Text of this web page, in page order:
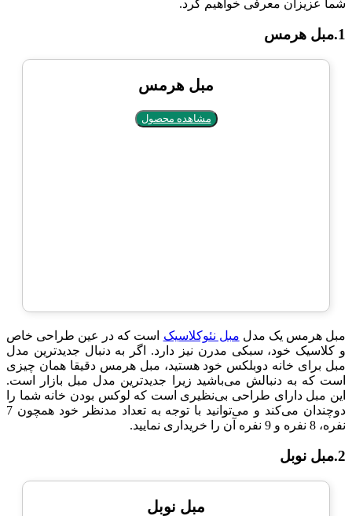
شما عزیزان معرفی خواهیم کرد.
1.مبل هرمس
مبل هرمس
مشاهده محصول
مبل هرمس یک مدل مبل نئوکلاسیک است که در عین طراحی خاص
و کلاسیک خود، سبکی مدرن نیز دارد. اگر به دنبال جدیدترین مدل
مبل برای خانه دوبلکس خود هستید، مبل هرمس دقیقا همان چیزی
است که به دنبالش می‌باشید زیرا جدیدترین مدل مبل بازار است.
این مبل دارای طراحی بی‌نظیری است که لوکس بودن خانه شما را
دوچندان می‌کند و می‌توانید با توجه به تعداد مدنظر خود همچون 7
نفره، 8 نفره و 9 نفره آن را خریداری نمایید.
2.مبل نوبل
مبل نوبل